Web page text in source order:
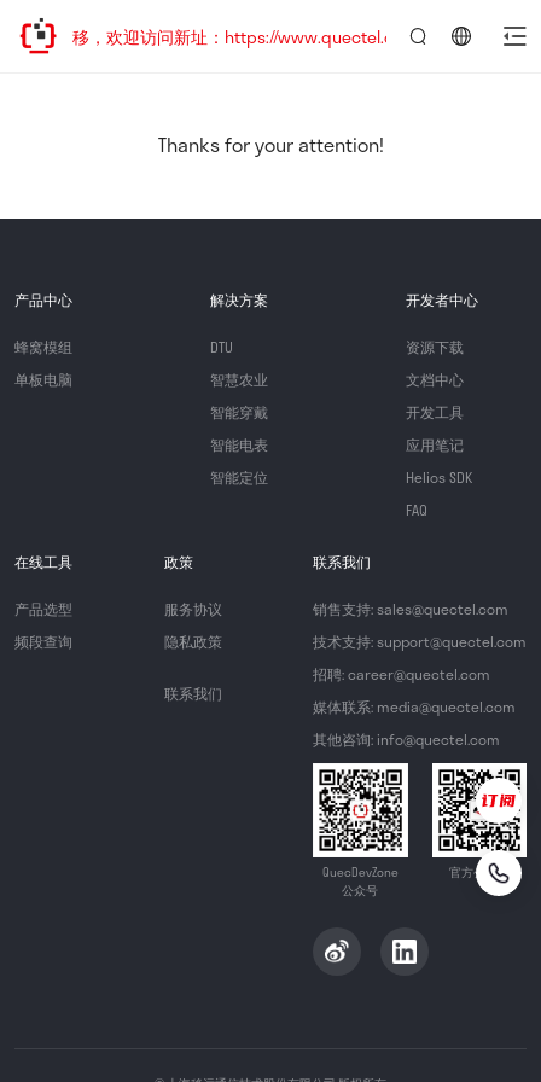
址已迁移，欢迎访问新址：https://www.quectel.com.cn
Thanks for your attention!
产品中心
蜂窝模组
单板电脑
解决方案
DTU
智慧农业
智能穿戴
智能电表
智能定位
开发者中心
资源下载
文档中心
开发工具
应用笔记
Helios SDK
FAQ
在线工具
产品选型
频段查询
政策
服务协议
隐私政策
联系我们
联系我们
销售支持: sales@quectel.com
技术支持: support@quectel.com
招聘: career@quectel.com
媒体联系: media@quectel.com
其他咨询: info@quectel.com
QuecDevZone
公众号
官方公众号